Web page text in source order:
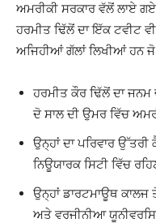
ਅਮਰੀਕੀ ਸਰਕਾਰ ਵੱਲੋਂ ਲਾਏ
ਹਰਮੀਤ ਢਿੱਲੋਂ ਦਾ ਇੱਕ ਟਵੀਟ
ਅਜਿਹੀਆਂ ਗੱਲਾਂ ਲਿਖੀਆਂ ਹਨ
ਹਰਮੀਤ ਕੌਰ ਢਿੱਲੋਂ ਦਾ
ਦੋ ਸਾਲ ਦੀ ਉਮਰ ਵਿੱਚ
ਉਨ੍ਹਾਂ ਦਾ ਪਰਿਵਾਰ
ਨਿਊਯਾਰਕ ਸਿਟੀ ਵਿੱਚ
ਉਨ੍ਹਾਂ ਡਾਰਟਮਾਊਥ ਕਾਲਜ
ਅਤੇ ਵਰਜੀਨੀਆ